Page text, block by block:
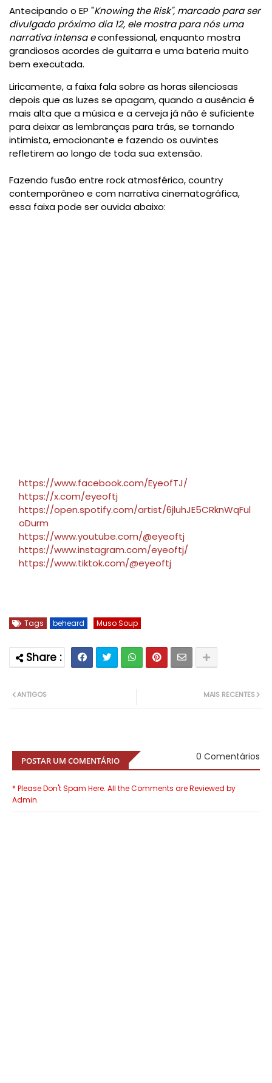
Antecipando o EP "Knowing the Risk", marcado para ser
divulgado próximo dia 12, ele mostra para nós uma
narrativa intensa econfessional, enquanto mostra
grandiosos acordes de guitarra e uma bateria muito
bem executada.
Liricamente, a faixa fala sobre as horas silenciosas
depois que as luzes se apagam, quando a ausência é
mais alta que a música e a cerveja já não é suficiente
para deixar as lembranças para trás, se tornando
intimista, emocionante e fazendo os ouvintes
refletirem ao longo de toda sua extensão.
Fazendo fusão entre rock atmosférico, country
contemporâneo e com narrativa cinematográfica,
essa faixa pode ser ouvida abaixo:
https://www.facebook.com/EyeofTJ/
https://x.com/eyeoftj
https://open.spotify.com/artist/6jluhJE5CRknWqFul
oDurm
https://www.youtube.com/@eyeoftj
https://www.instagram.com/eyeoftj/
https://www.tiktok.com/@eyeoftj
Tags beheard Muso Soup
MAIS RECENTES
ANTIGOS
POSTAR UM COMENTÁRIO 0 Comentários
* Please Don't Spam Here. All the Comments are Reviewed by
Admin.